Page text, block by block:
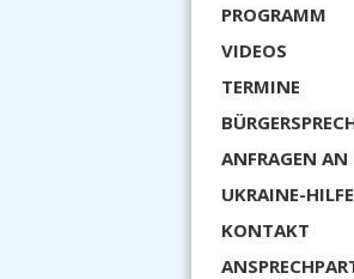
PROGRAMM
VIDEOS
TERMINE
ANFRAGEN AN
UKRAINE-HILFE
KONTAKT